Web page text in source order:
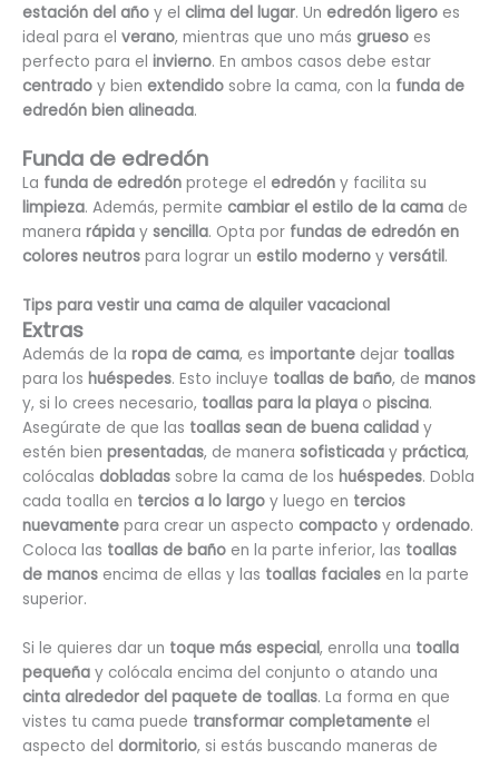
estación del año y el clima del lugar. Un edredón ligero es
ideal para el verano, mientras que uno más grueso es
perfecto para el invierno. En ambos casos debe estar
centrado y bien extendido sobre la cama, con la funda de
edredón bien alineada.
Funda de edredón
La funda de edredón protege el edredón y facilita su
limpieza. Además, permite cambiar el estilo de la cama de
manera rápida y sencilla. Opta por fundas de edredón en
colores neutros para lograr un estilo moderno y versátil.
Tips para vestir una cama de alquiler vacacional
Extras
Además de la ropa de cama, es importante dejar toallas
para los huéspedes. Esto incluye toallas de baño, de manos
y, si lo crees necesario, toallas para la playa o piscina.
Asegúrate de que las toallas sean de buena calidad y
estén bien presentadas, de manera sofisticada y práctica,
colócalas dobladas sobre la cama de los huéspedes. Dobla
cada toalla en tercios a lo largo y luego en tercios
nuevamente para crear un aspecto compacto y ordenado.
Coloca las toallas de baño en la parte inferior, las toallas
de manos encima de ellas y las toallas faciales en la parte
superior.
Si le quieres dar un toque más especial, enrolla una toalla
pequeña y colócala encima del conjunto o atando una
cinta alrededor del paquete de toallas. La forma en que
vistes tu cama puede transformar completamente el
aspecto del dormitorio, si estás buscando maneras de